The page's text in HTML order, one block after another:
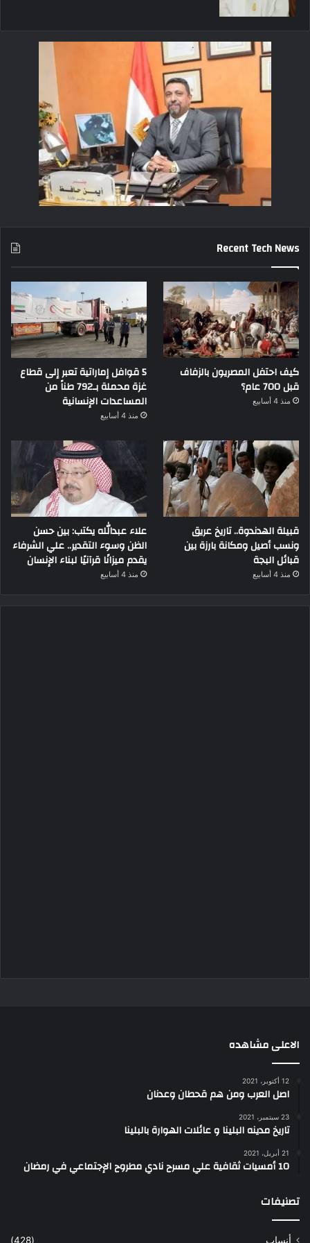
Recent Tech News
كيف احتفل المصريون بالزفاف
قبل 700 عام؟
منذ 4 أسابيع
5 قوافل إماراتية تعبر إلى قطاع
غزة محملة بـ792 طناً من
المساعدات الإنسانية
منذ 4 أسابيع
قبيلة الهدندوة.. تاريخ عريق
ونسب أصيل ومكانة بارزة بين
قبائل البجة
منذ 4 أسابيع
علاء عبدالله يكتب: بين حسن
الظن وسوء التقدير.. علي الشرفاء
يقدم ميزانًا قرآنيًا لبناء الإنسان
منذ 4 أسابيع
الاعلى مشاهده
12 أكتوبر، 2021
اصل العرب ومن هم قحطان وعدنان
23 سبتمبر، 2021
تاريخ مدينه البلينا و عائلات الهوارة بالبلينا
21 أبريل، 2021
10 أمسيات ثقافية علي مسرح نادي مطروح الإجتماعي في رمضان
تصنيفات
أنساب
(428)